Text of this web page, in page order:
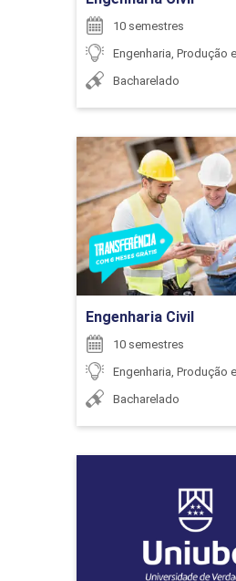
ENCONTRO
ENCONTRO
6
10 semestres
Engenharia, Produção
Bacharelado
Engenharia Civil
10 semestres
Engenharia, Produção
Bacharelado
Detalhes
Ir para
Detalhes do